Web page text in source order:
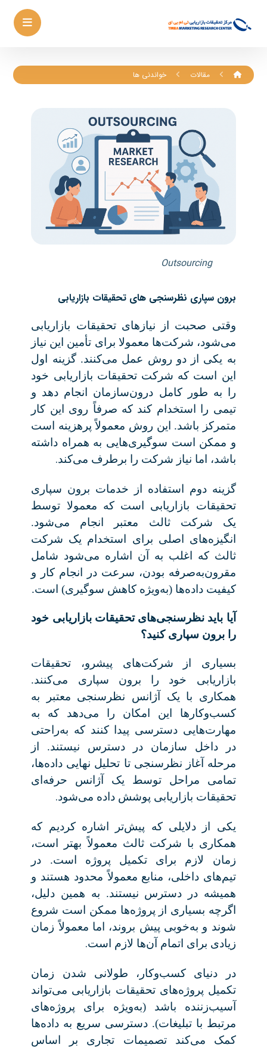
مقالات خواندنی ها
Outsourcing
برون سپاری نظرسنجی های تحقیقات بازاریابی
وقتی صحبت از نیازهای تحقیقات بازاریابی
می‌شود، شرکت‌ها معمولا برای تأمین این نیاز
به یکی از دو روش عمل می‌کنند. گزینه اول
این است که شرکت تحقیقات بازاریابی خود
را به طور کامل درون‌سازمان انجام دهد و
تیمی را استخدام کند که صرفاً روی این کار
متمرکز باشد. این روش معمولاً پرهزینه است
و ممکن است سوگیری‌هایی به همراه داشته
باشد، اما نیاز شرکت را برطرف می‌کند.
گزینه دوم استفاده از خدمات برون سپاری
تحقیقات بازاریابی است که معمولا توسط
یک شرکت ثالث معتبر انجام می‌شود.
انگیزه‌های اصلی برای استخدام یک شرکت
ثالث که اغلب به آن اشاره می‌شود شامل
مقرون‌به‌صرفه بودن، سرعت در انجام کار و
کیفیت داده‌ها (به‌ویژه کاهش سوگیری) است.
آیا باید نظرسنجی‌های تحقیقات بازاریابی خود
را برون سپاری کنید؟
بسیاری از شرکت‌های پیشرو، تحقیقات
بازاریابی خود را برون سپاری می‌کنند.
همکاری با یک آژانس نظرسنجی معتبر به
کسب‌وکارها این امکان را می‌دهد که به
مهارت‌هایی دسترسی پیدا کنند که به‌راحتی
در داخل سازمان در دسترس نیستند. از
مرحله آغاز نظرسنجی تا تحلیل نهایی داده‌ها،
تمامی مراحل توسط یک آژانس حرفه‌ای
تحقیقات بازاریابی پوشش داده می‌شود.
یکی از دلایلی که پیش‌تر اشاره کردیم که
همکاری با شرکت ثالث معمولاً بهتر است،
زمان لازم برای تکمیل پروژه است. در
تیم‌های داخلی، منابع معمولاً محدود هستند و
همیشه در دسترس نیستند. به همین دلیل،
اگرچه بسیاری از پروژه‌ها ممکن است شروع
شوند و به‌خوبی پیش بروند، اما معمولاً زمان
زیادی برای اتمام آن‌ها لازم است.
در دنیای کسب‌وکار، طولانی شدن زمان
تکمیل پروژه‌های تحقیقات بازاریابی می‌تواند
آسیب‌زننده باشد (به‌ویژه برای پروژه‌های
مرتبط با تبلیغات). دسترسی سریع به داده‌ها
کمک می‌کند تصمیمات تجاری بر اساس